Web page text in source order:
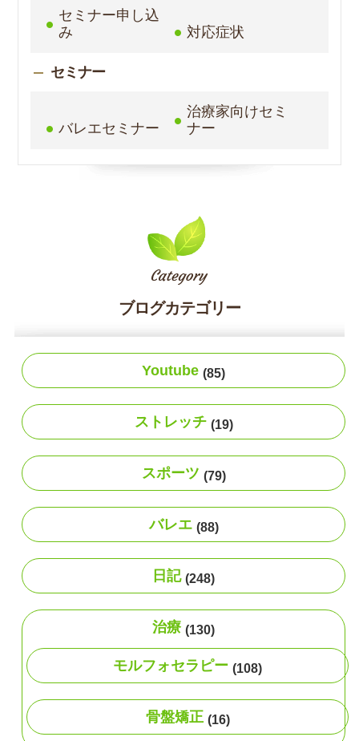
セミナー申し込
み
対応症状
セミナー
バレエセミナー
治療家向けセミ
ナー
ブログカテゴリー
Youtube (85)
ストレッチ (19)
スポーツ (79)
バレエ (88)
日記 (248)
治療 (130)
モルフォセラピー (108)
骨盤矯正 (16)